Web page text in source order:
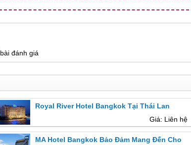
bài đánh giá
Royal River Hotel Bangkok Tại Thái Lan
Giá: Liên hệ
MA Hotel Bangkok Bảo Đảm Mang Đến Cho